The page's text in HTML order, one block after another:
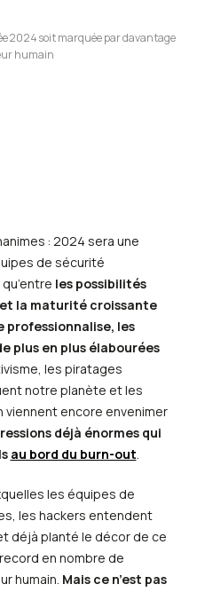
2024 soit marquée par davantage
humain
: 2024 sera une
de sécurité
les possibilités
et la maturité croissante
professionnalise, les
plus en plus élabourées
les piratages
notre planète et les
encore envenimer
déjà énormes qui
au bord du burn-out.
les équipes de
les hackers entendent
déjà planté le décor de ce
en nombre de
humain. Mais ce n’est pas